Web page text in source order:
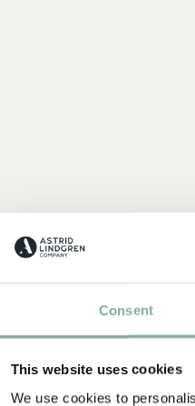
Consent
This website uses cookies
We use cookies to